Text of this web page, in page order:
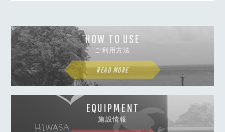
HOW TO USE
ご利用方法
READ MORE
EQUIPMENT
施設情報